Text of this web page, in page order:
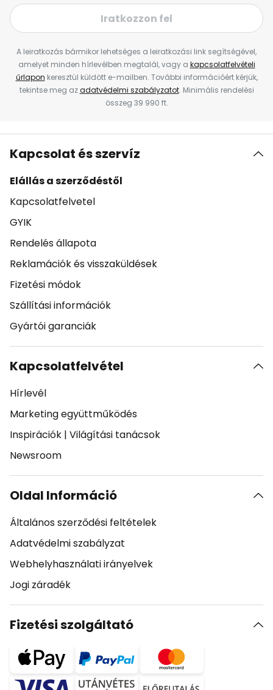
Iratkozzon fel
A leiratkozás bármikor lehetséges a leiratkozási link segítségével,
amelyet minden hírlevélben megtalál, vagy a kapcsolatfelvételi
űrlapon keresztül küldött e-mailben. További információért kérjük,
tekintse meg azadatvédelmi szabályzatot. Minimális rendelési
összeg 39 990 ft.
Kapcsolat és szervíz
Elállás a szerződéstől
Kapcsolatfelvetel
GYIK
Rendelés állapota
Reklamációk és visszaküldések
Fizetési módok
Szállítási információk
Gyártói garanciák
Kapcsolatfelvétel
Hírlevél
Marketing együttműködés
Inspirációk | Világítási tanácsok
Newsroom
Oldal Információ
Általános szerződési feltételek
Adatvédelmi szabályzat
Webhelyhasználati irányelvek
Jogi záradék
Fizetési szolgáltató